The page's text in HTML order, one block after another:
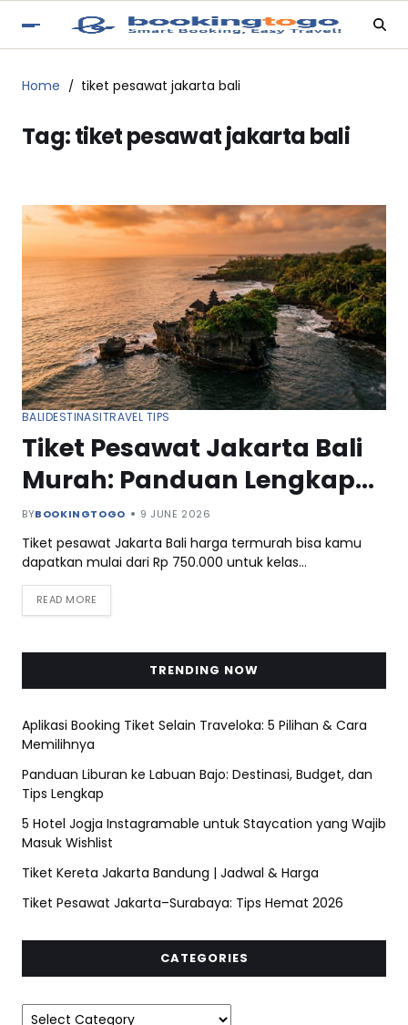
Home tiket pesawat jakarta bali
Tag:tiket pesawat jakarta bali
BALIDESTINASITRAVEL TIPS
Tiket Pesawat Jakarta Bali
Murah: Panduan Lengkap
2026
BYBOOKINGTOGO 9 JUNE 2026
Tiket pesawat Jakarta Bali harga termurah bisa kamu
dapatkan mulai dari Rp 750.000 untuk kelas…
READ MORE
TRENDING NOW
Aplikasi Booking Tiket Selain Traveloka: 5 Pilihan & Cara
Memilihnya
Panduan Liburan ke Labuan Bajo: Destinasi, Budget, dan
Tips Lengkap
5 Hotel Jogja Instagramable untuk Staycation yang Wajib
Masuk Wishlist
Tiket Kereta Jakarta Bandung | Jadwal & Harga
Tiket Pesawat Jakarta–Surabaya: Tips Hemat 2026
CATEGORIES